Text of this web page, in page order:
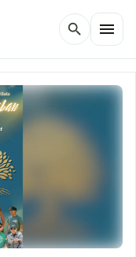
search menu